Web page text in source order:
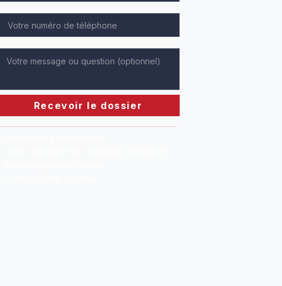
Recevoir le dossier